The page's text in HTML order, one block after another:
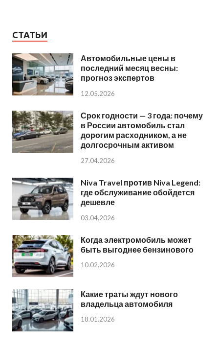
СТАТЬИ
Автомобильные цены в
последний месяц весны:
прогноз экспертов
12.05.2026
Срок годности — 3 года: почему
в России автомобиль стал
дорогим расходником, а не
долгосрочным активом
27.04.2026
Niva Travel против Niva Legend:
где обслуживание обойдется
дешевле
03.04.2026
Когда электромобиль может
быть выгоднее бензинового
10.02.2026
Какие траты ждут нового
владельца автомобиля
18.01.2026